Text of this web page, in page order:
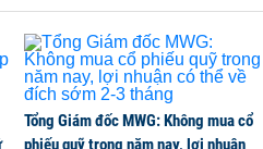
Tổng Giám đốc MWG: Không mua cổ
phiếu quỹ trong năm nay, lợi nhuận